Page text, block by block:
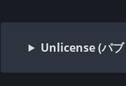
Unlicense (パブ